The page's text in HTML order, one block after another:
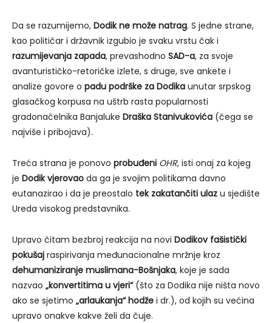
Da se razumijemo, Dodik ne može natrag. S jedne strane,
kao političar i državnik izgubio je svaku vrstu čak i
razumijevanja zapada, prevashodno SAD-a, za svoje
avanturističko-retoričke izlete, s druge, sve ankete i
analize govore o padu podrške za Dodika unutar srpskog
glasačkog korpusa na uštrb rasta popularnosti
gradonačelnika Banjaluke Draška Stanivukovića (čega se
najviše i pribojava).
Treća strana je ponovo probuđeni OHR, isti onaj za kojeg
je Dodik vjerovao da ga je svojim politikama davno
eutanazirao i da je preostalo tek zakatančiti ulaz u sjedište
Ureda visokog predstavnika.
Upravo čitam bezbroj reakcija na novi Dodikov fašistički
pokušaj raspirivanja međunacionalne mržnje kroz
dehumaniziranje muslimana-Bošnjaka, koje je sada
nazvao „konvertitima u vjeri“(što za Dodika nije ništa novo
ako se sjetimo „arlaukanja“ hodže i dr.), od kojih su većina
upravo onakve kakve želi da čuje.